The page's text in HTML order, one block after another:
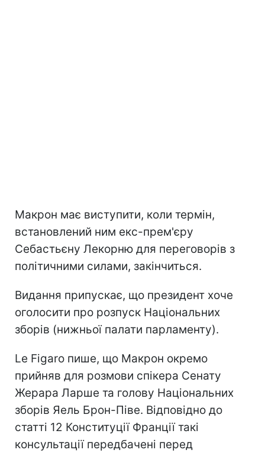
Макрон має виступити, коли термін,
встановлений ним екс-прем'єру
Себастьєну Лекорню для переговорів з
політичними силами, закінчиться.
Видання припускає, що президент хоче
оголосити про розпуск Національних
зборів (нижньої палати парламенту).
Le Figaro пише, що Макрон окремо
прийняв для розмови спікера Сенату
Жерара Ларше та голову Національних
зборів Яель Брон-Піве. Відповідно до
статті 12 Конституції Франції такі
консультації передбачені перед